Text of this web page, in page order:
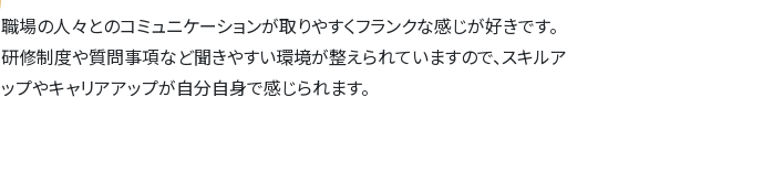
職場の人々とのコミュニケーションが取りやすくフランクな感じが好きです。
研修制度や質問事項など聞きやすい環境が整えられていますので、スキルア
ップやキャリアアップが自分自身で感じられます。